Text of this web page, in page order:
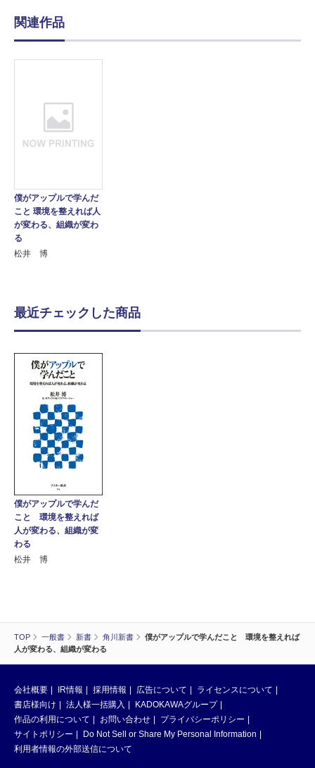
TOP 一般書 新書 角川新書
僕がアップルで学んだこと 環境を整えれば
人が変わる、組織が変わる
関連作品
僕がアップルで学んだ
こと 環境を整えれば人
が変わる、組織が変わ
る
松井 博
最近チェックした商品
僕がアップルで学んだ
こと 環境を整えれば
人が変わる、組織が変
わる
松井 博
会社概要 IR情報 採用情報 広告について
ライセンスについて
書店様向け
法人様一括購入
KADOKAWAグループ
作品の利用について
お問い合わせ
プライバシーポリシー
サイトポリシー
Do Not Sell or Share My Personal Information
利用者情報の外部送信について